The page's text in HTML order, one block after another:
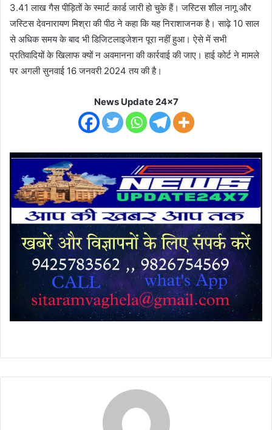
3.41 लाख गैस ​पीड़ितों के स्मार्ट कार्ड जारी हो चुके हैं। ज​स्टिस शील नागू और
जस्टिस देवनारायण मिश्रा की पीठ ने कहा कि यह निराशाजनक है। साढ़े 10 साल
से अधिक समय के बाद भी डिजिटलाइजेशन पूरा नहीं हुआ। ऐसे में सभी
प्रतिवादियों के खिलाफ क्यों न अवमानना की कार्रवाई की जाए। हाई कोर्ट ने मामले
पर अगली सुनवाई 16 जनवरी 2024 तय की है।
News Update 24x7